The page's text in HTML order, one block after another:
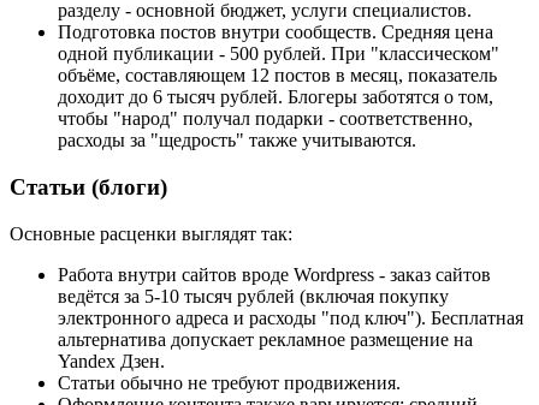
разделу - основной бюджет, услуги специалистов.
Подготовка постов внутри сообществ. Средняя цена
одной публикации - 500 рублей. При "классическом"
объёме, составляющем 12 постов в месяц, показатель
доходит до 6 тысяч рублей. Блогеры заботятся о том,
чтобы "народ" получал подарки - соответственно,
расходы за "щедрость" также учитываются.
Статьи (блоги)
Основные расценки выглядят так:
Работа внутри сайтов вроде Wordpress - заказ сайтов
ведётся за 5-10 тысяч рублей (включая покупку
электронного адреса и расходы "под ключ"). Бесплатная
альтернатива допускает рекламное размещение на
Yandex Дзен.
Статьи обычно не требуют продвижения.